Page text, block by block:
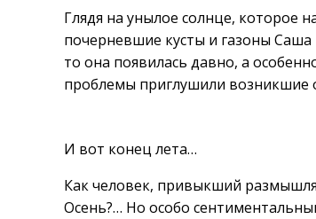
Глядя на унылое солнце, которое
почерневшие кусты и газоны Саша
то она появилась давно, а
проблемы приглушили возникшие
И вот конец лета…
Как человек, привыкший
Осень?… Но особо